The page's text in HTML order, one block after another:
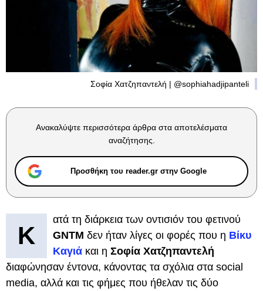
Σοφία Χατζηπαντελή | @sophiahadjipanteli
Ανακαλύψτε περισσότερα άρθρα στα αποτελέσματα
αναζήτησης.
Προσθήκη του reader.gr στην Google
Κ
ατά τη διάρκεια των οντισιόν του φετινού
GNTM δεν ήταν λίγες οι φορές που η Βίκυ
Καγιά και η Σοφία Χατζηπαντελή
διαφώνησαν έντονα, κάνοντας τα σχόλια στα social
media, αλλά και τις φήμες που ήθελαν τις δύο